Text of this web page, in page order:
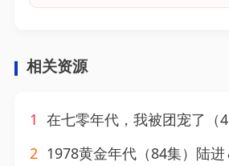
相关资源
1 在七零年代，我被团宠了（49
2 1978黄金年代（84集）陆